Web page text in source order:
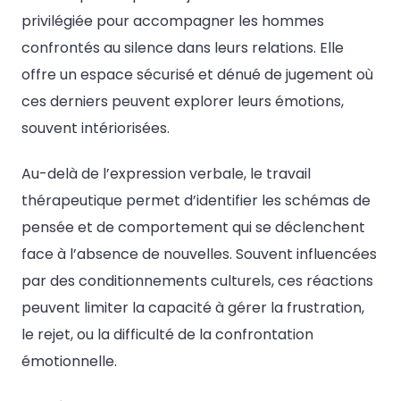
privilégiée pour accompagner les hommes
confrontés au silence dans leurs relations. Elle
offre un espace sécurisé et dénué de jugement où
ces derniers peuvent explorer leurs émotions,
souvent intériorisées.
Au-delà de l’expression verbale, le travail
thérapeutique permet d’identifier les schémas de
pensée et de comportement qui se déclenchent
face à l’absence de nouvelles. Souvent influencées
par des conditionnements culturels, ces réactions
peuvent limiter la capacité à gérer la frustration,
le rejet, ou la difficulté de la confrontation
émotionnelle.